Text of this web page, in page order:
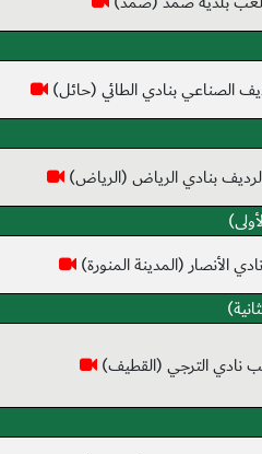
الصناعي بنادي الطائي (حائل)
بنادي الرياض (الرياض)
الأنصار (المدينة المنورة)
نادي الترجي (القطيف)